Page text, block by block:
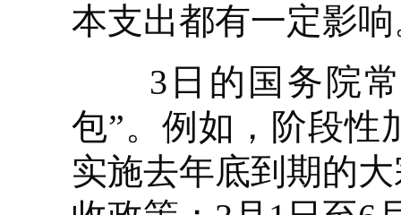
本支出都有一定影
3日的国务院常
包”。例如，阶段性
实施去年底到期的